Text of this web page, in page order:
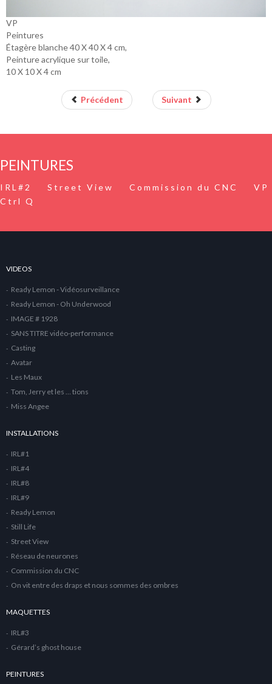
VP
Peintures
Étagère blanche 40 X 40 X 4 cm,
Peinture acrylique sur toile,
10 X 10 X 4 cm
Précédent Suivant
PEINTURES
IRL#2 Street View Commission du CNC
VP
Ctrl Q
VIDEOS
Ready Lemon - Vidéosurveillance
Ready Lemon - Oh Underwood
IMAGE # 1928
SANS TITRE vidéo-performance
Casting
Avatar
Les Maux
Tom, Jerry et les … tions
Miss Angee
INSTALLATIONS
IRL#1
IRL#4
IRL#8
IRL#9
Ready Lemon
Still Life
Street View
Réseau de neurones
Commission du CNC
On vit entre des draps et nous sommes des ombres
MAQUETTES
IRL#3
Gérard’s ghost house
PEINTURES